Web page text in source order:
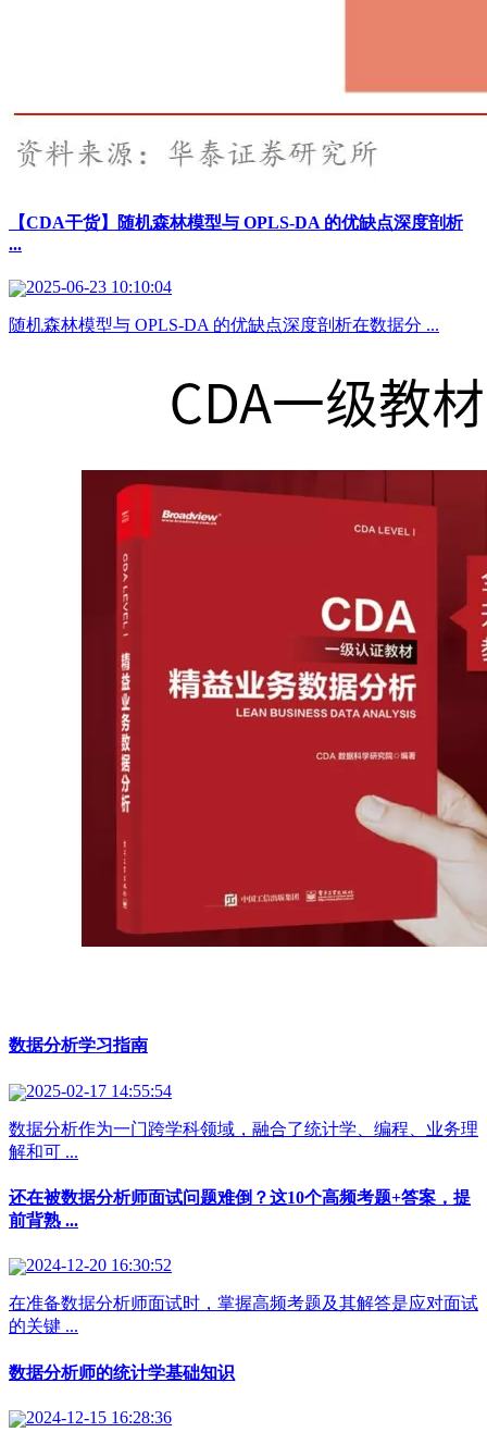
【CDA干货】随机森林模型与 OPLS-DA 的优缺点深度剖析
...
2025-06-23 10:10:04
随机森林模型与 OPLS-DA 的优缺点深度剖析​ ​ ​ ​ 在数据分 ...
数据分析学习指南
2025-02-17 14:55:54
数据分析作为一门跨学科领域，融合了统计学、编程、业务理
解和可 ...
还在被数据分析师面试问题难倒？这10个高频考题+答案，提
前背熟 ...
2024-12-20 16:30:52
在准备数据分析师面试时，掌握高频考题及其解答是应对面试
的关键 ...
数据分析师的统计学基础知识
2024-12-15 16:28:36